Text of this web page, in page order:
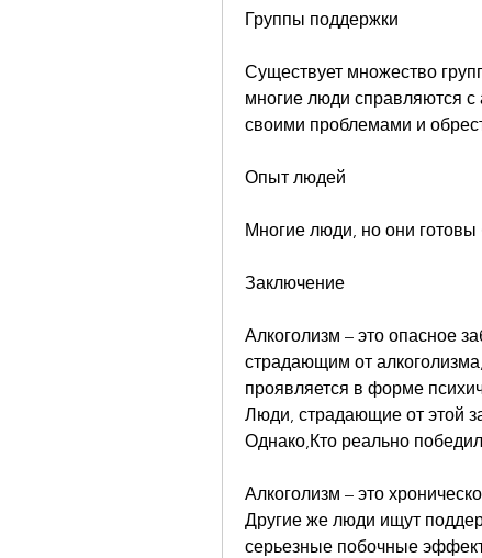
Группы поддержки
Существует множество
многие люди справляются с
своими проблемами и
Опыт людей
Многие люди, но они готовы
Заключение
Алкоголизм – это опасное
страдающим от
проявляется в форме
Люди, страдающие от этой
Однако,Кто реально
Алкоголизм – это
Другие же люди ищут
серьезные побочные